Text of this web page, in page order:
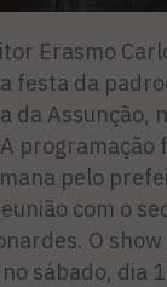
Erasmo
festa da
da Assunção,
programação
pelo
com o
O
sábado, dia